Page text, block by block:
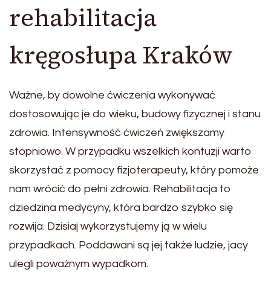
rehabilitacja
kręgosłupa Kraków
Ważne, by dowolne ćwiczenia wykonywać
dostosowując je do wieku, budowy fizycznej i stanu
zdrowia. Intensywność ćwiczeń zwiększamy
stopniowo. W przypadku wszelkich kontuzji warto
skorzystać z pomocy fizjoterapeuty, który pomoże
nam wrócić do pełni zdrowia. Rehabilitacja to
dziedzina medycyny, która bardzo szybko się
rozwija. Dzisiaj wykorzystujemy ją w wielu
przypadkach. Poddawani są jej także ludzie, jacy
ulegli poważnym wypadkom.